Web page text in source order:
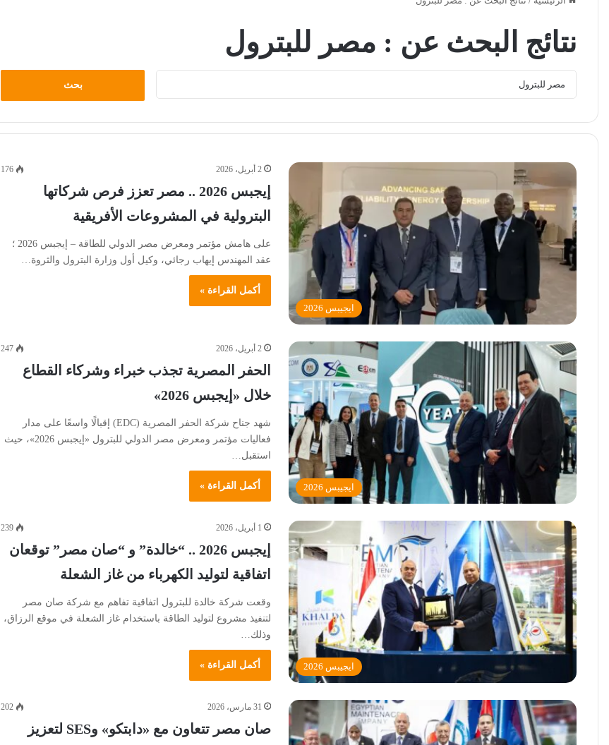
نتائج البحث عن : مصر للبترول
ايجيبس 2026
2 أبريل، 2026 176
إيجبس 2026 .. مصر تعزز فرص شركاتها
البترولية في المشروعات الأفريقية
على هامش مؤتمر ومعرض مصر الدولي للطاقة – إيجبس 2026 ؛
عقد المهندس إيهاب رجائي، وكيل أول وزارة البترول والثروة…
أكمل القراءة »
ايجيبس 2026
2 أبريل، 2026 247
الحفر المصرية تجذب خبراء وشركاء القطاع
خلال «إيجبس 2026»
شهد جناح شركة الحفر المصرية (EDC) إقبالًا واسعًا على مدار
فعاليات مؤتمر ومعرض مصر الدولي للبترول «إيجبس 2026»، حيث
استقبل…
أكمل القراءة »
ايجيبس 2026
1 أبريل، 2026 239
إيجبس 2026 .. “خالدة” و “صان مصر” توقعان
اتفاقية لتوليد الكهرباء من غاز الشعلة
وقعت شركة خالدة للبترول اتفاقية تفاهم مع شركة صان مصر
لتنفيذ مشروع لتوليد الطاقة باستخدام غاز الشعلة في موقع الرزاق،
وذلك…
أكمل القراءة »
31 مارس، 2026 202
صان مصر تتعاون مع «دابتكو» وSES لتعزيز